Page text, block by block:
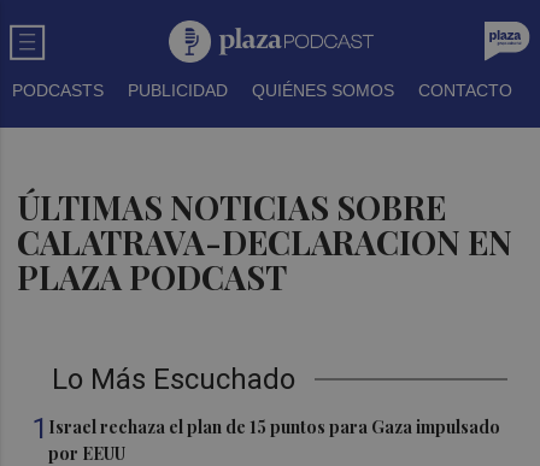
PODCASTS PUBLICIDAD QUIÉNES SOMOS CONTACTO
ÚLTIMAS NOTICIAS SOBRE
CALATRAVA-DECLARACION EN
PLAZA PODCAST
Lo Más Escuchado
1 Israel rechaza el plan de 15 puntos para Gaza impulsado
por EEUU